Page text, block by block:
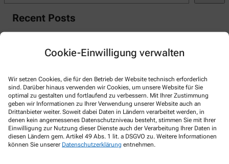
Cookie-Einwilligung verwalten
Wir setzen Cookies, die für den Betrieb der Website technisch erforderlich
sind. Darüber hinaus verwenden wir Cookies, um unsere Website für Sie
optimal zu gestalten und fortlaufend zu verbessern. Mit Ihrer Zustimmung
geben wir Informationen zu Ihrer Verwendung unserer Website auch an
Drittanbieter weiter. Soweit dabei Daten in Ländern verarbeitet werden, in
denen kein angemessenes Datenschutzniveau besteht, stimmen Sie mit Ihrer
Einwilligung zur Nutzung dieser Dienste auch der Verarbeitung Ihrer Daten in
diesen Ländern gem. Artikel 49 Abs. 1 lit. a DSGVO zu. Weitere Informationen
können Sie unserer Datenschutzerklärung entnehmen.
Recent Posts
Recent Comments
A WordPress Commenter zuHello world!
Kontakt
Ulen-Apotheke